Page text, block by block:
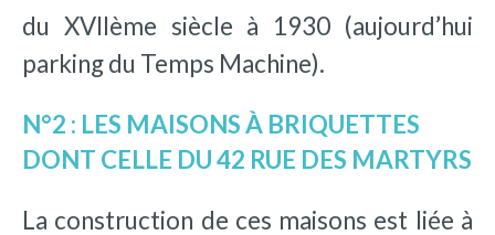
du XVIIème siècle à 1930 (aujourd’hui
parking du Temps Machine).
N°2 : LES MAISONS À BRIQUETTES
DONT CELLE DU 42 RUE DES MARTYRS
La construction de ces maisons est liée à